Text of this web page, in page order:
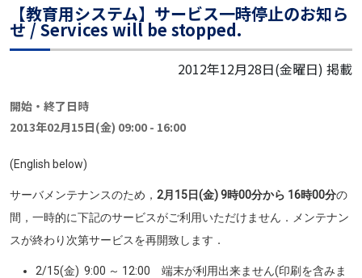
【教育用システム】サービス一時停止のお知ら
せ / Services will be stopped.
2012年12月28日(金曜日) 掲載
開始・終了日時
2013年02月15日(金) 09:00 - 16:00
(English below)
サーバメンテナンスのため， 2月15日(金) 9時00分から 16時00分の
間，一時的に下記のサービスがご利用いただけません．メンテナン
スが終わり次第サービスを再開致します．
2/15(金) 9:00 ～ 12:00 端末が利用出来ません(印刷を含みま